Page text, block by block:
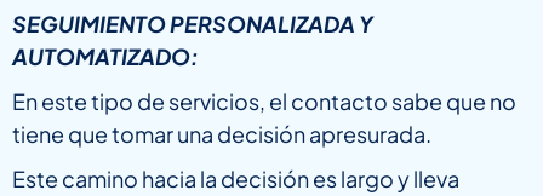
SEGUIMIENTO PERSONALIZADA Y
AUTOMATIZADO:
En este tipo de servicios, el contacto sabe que no
tiene que tomar una decisión apresurada.
Este camino hacia la decisión es largo y lleva